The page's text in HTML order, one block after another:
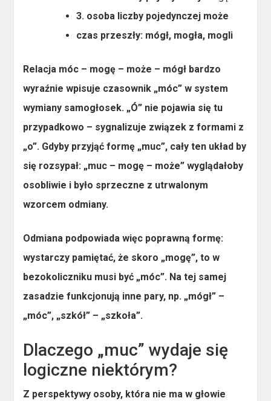
3. osoba liczby pojedynczej może
czas przeszły: mógł, mogła, mogli
Relacja móc – mogę – może – mógł bardzo
wyraźnie wpisuje czasownik „móc” w system
wymiany samogłosek. „Ó” nie pojawia się tu
przypadkowo – sygnalizuje związek z formami z
„o”. Gdyby przyjąć formę „muc”, cały ten układ by
się rozsypał: „muc – mogę – może” wyglądałoby
osobliwie i było sprzeczne z utrwalonym
wzorcem odmiany.
Odmiana podpowiada więc poprawną formę:
wystarczy pamiętać, że skoro „mogę”, to w
bezokoliczniku musi być „móc”. Na tej samej
zasadzie funkcjonują inne pary, np. „mógł” –
„móc”, „szkół” – „szkoła”.
Dlaczego „muc” wydaje się
logiczne niektórym?
Z perspektywy osoby, która nie ma w głowie